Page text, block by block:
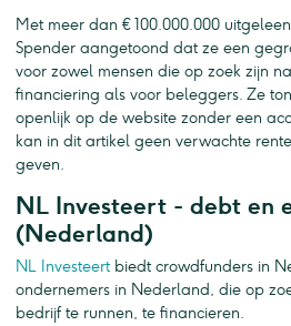
Met meer dan € 100.000.000
Spender aangetoond dat ze een
voor zowel mensen die op zoek zijn
financiering als voor beleggers. Ze
openlijk op de website zonder een
kan in dit artikel geen verwachte
geven.
NL Investeert - debt en
(Nederland)
NL Investeert biedt crowdfunders in
ondernemers in Nederland, die op
bedrijf te runnen, te financieren.